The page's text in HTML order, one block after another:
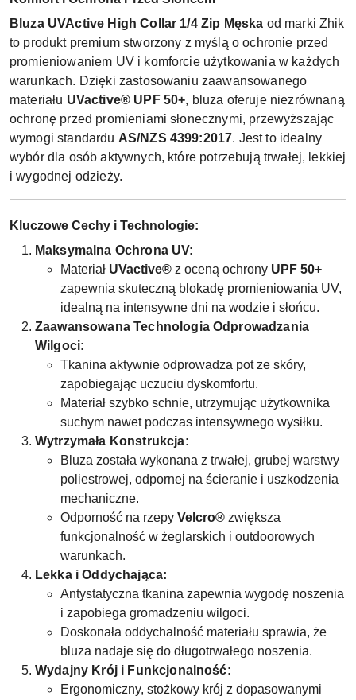
Bluza UVActive High Collar 1/4 Zip Męska od marki Zhik
to produkt premium stworzony z myślą o ochronie przed
promieniowaniem UV i komforcie użytkowania w każdych
warunkach. Dzięki zastosowaniu zaawansowanego
materiału UVactive® UPF 50+, bluza oferuje niezrównaną
ochronę przed promieniami słonecznymi, przewyższając
wymogi standardu AS/NZS 4399:2017. Jest to idealny
wybór dla osób aktywnych, które potrzebują trwałej, lekkiej
i wygodnej odzieży.
Kluczowe Cechy i Technologie:
Maksymalna Ochrona UV:
Materiał UVactive® z oceną ochrony UPF 50+
zapewnia skuteczną blokadę promieniowania UV,
idealną na intensywne dni na wodzie i słońcu.
Zaawansowana Technologia Odprowadzania
Wilgoci:
Tkanina aktywnie odprowadza pot ze skóry,
zapobiegając uczuciu dyskomfortu.
Materiał szybko schnie, utrzymując użytkownika
suchym nawet podczas intensywnego wysiłku.
Wytrzymała Konstrukcja:
Bluza została wykonana z trwałej, grubej warstwy
poliestrowej, odpornej na ścieranie i uszkodzenia
mechaniczne.
Odporność na rzepy Velcro® zwiększa
funkcjonalność w żeglarskich i outdoorowych
warunkach.
Lekka i Oddychająca:
Antystatyczna tkanina zapewnia wygodę noszenia
i zapobiega gromadzeniu wilgoci.
Doskonała oddychalność materiału sprawia, że
bluza nadaje się do długotrwałego noszenia.
Wydajny Krój i Funkcjonalność:
Ergonomiczny, stożkowy krój z dopasowanymi